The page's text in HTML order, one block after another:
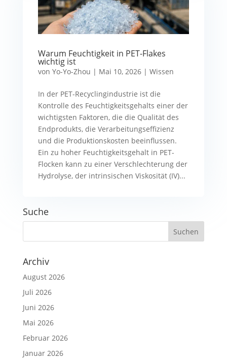
Warum Feuchtigkeit in PET-Flakes
wichtig ist
von Yo-Yo-Zhou | Mai 10, 2026| Wissen
In der PET-Recyclingindustrie ist die
Kontrolle des Feuchtigkeitsgehalts einer der
wichtigsten Faktoren, die die Qualität des
Endprodukts, die Verarbeitungseffizienz
und die Produktionskosten beeinflussen.
Ein zu hoher Feuchtigkeitsgehalt in PET-
Flocken kann zu einer Verschlechterung der
Hydrolyse, der intrinsischen Viskosität (IV)...
Suche
Archiv
August 2026
Juli 2026
Juni 2026
Mai 2026
Februar 2026
Januar 2026